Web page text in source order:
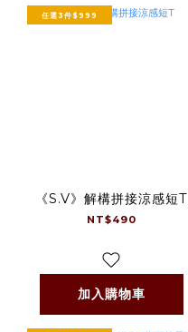
任選3件$999
《S.V》解構拼接涼感短T
NT$490
加入購物車